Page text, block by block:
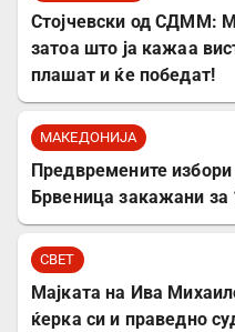
Стојчевски од СДММ:
затоа што ја кажаа
плашат и ќе победат!
МАКЕДОНИЈА
Предвремените
Брвеница закажани за
СВЕТ
Мајката на Ива
ќерка си и праведно